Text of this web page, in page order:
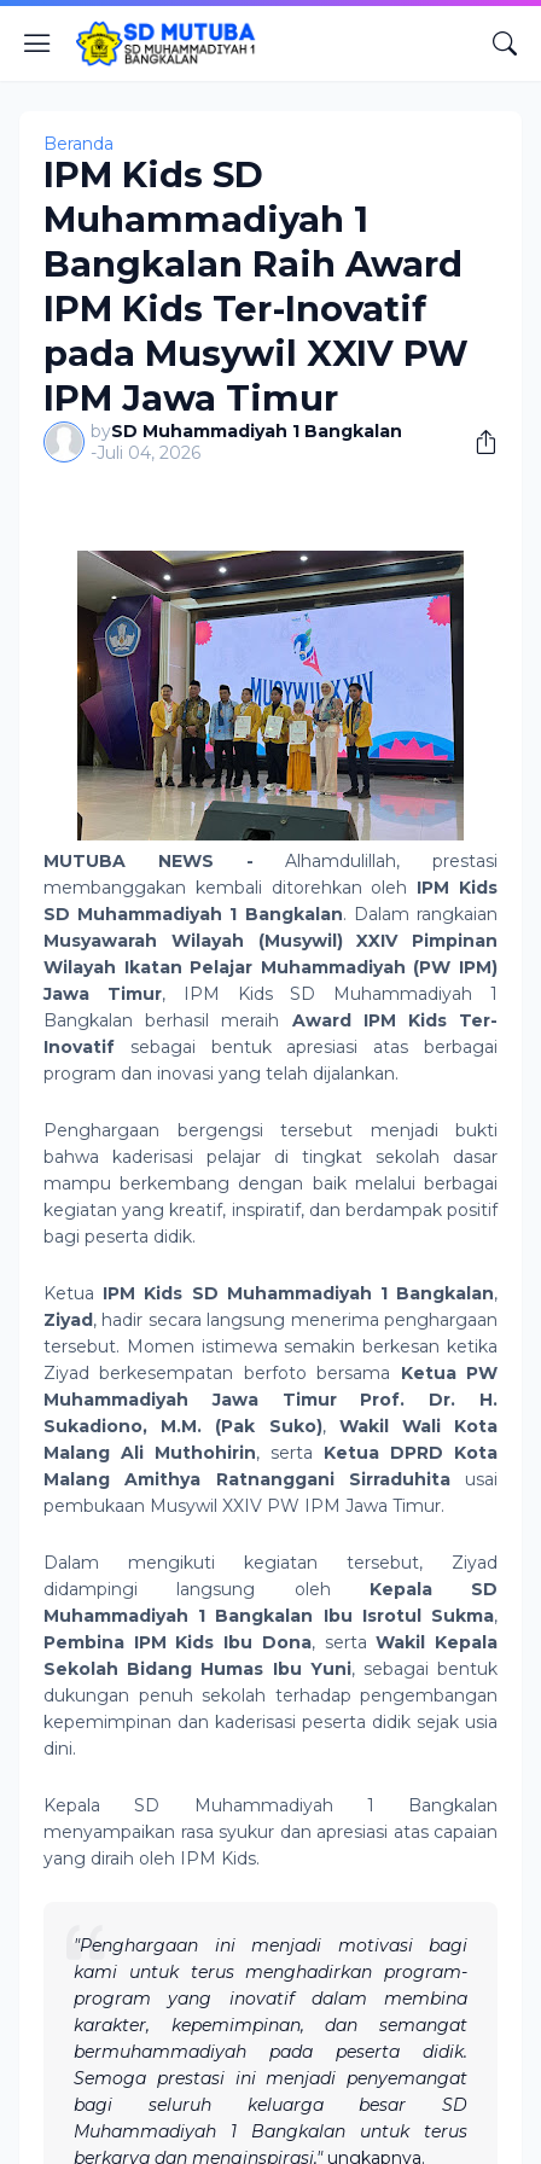
Beranda
IPM Kids SD
Muhammadiyah 1
Bangkalan Raih Award
IPM Kids Ter-Inovatif
pada Musywil XXIV PW
IPM Jawa Timur
bySD Muhammadiyah 1 Bangkalan
-Juli 04, 2026
MUTUBA NEWS -Alhamdulillah, prestasi
membanggakan kembali ditorehkan oleh IPM Kids
SD Muhammadiyah 1 Bangkalan. Dalam rangkaian
Musyawarah Wilayah (Musywil) XXIV Pimpinan
Wilayah Ikatan Pelajar Muhammadiyah (PW IPM)
Jawa Timur, IPM Kids SD Muhammadiyah 1
Bangkalan berhasil meraih Award IPM Kids Ter-
Inovatif sebagai bentuk apresiasi atas berbagai
program dan inovasi yang telah dijalankan.
Penghargaan bergengsi tersebut menjadi bukti
bahwa kaderisasi pelajar di tingkat sekolah dasar
mampu berkembang dengan baik melalui berbagai
kegiatan yang kreatif, inspiratif, dan berdampak positif
bagi peserta didik.
Ketua IPM Kids SD Muhammadiyah 1 Bangkalan,
Ziyad, hadir secara langsung menerima penghargaan
tersebut. Momen istimewa semakin berkesan ketika
Ziyad berkesempatan berfoto bersama Ketua PW
Muhammadiyah Jawa Timur Prof. Dr. H.
Sukadiono, M.M. (Pak Suko), Wakil Wali Kota
Malang Ali Muthohirin, serta Ketua DPRD Kota
Malang Amithya Ratnanggani Sirraduhitausai
pembukaan Musywil XXIV PW IPM Jawa Timur.
Dalam mengikuti kegiatan tersebut, Ziyad
didampingi langsung oleh Kepala SD
Muhammadiyah 1 Bangkalan Ibu Isrotul Sukma,
Pembina IPM Kids Ibu Dona, sertaWakil Kepala
Sekolah Bidang Humas Ibu Yuni, sebagai bentuk
dukungan penuh sekolah terhadap pengembangan
kepemimpinan dan kaderisasi peserta didik sejak usia
dini.
Kepala SD Muhammadiyah 1 Bangkalan
menyampaikan rasa syukur dan apresiasi atas capaian
yang diraih oleh IPM Kids.
"Penghargaan ini menjadi motivasi bagi
kami untuk terus menghadirkan program-
program yang inovatif dalam membina
karakter, kepemimpinan, dan semangat
bermuhammadiyah pada peserta didik.
Semoga prestasi ini menjadi penyemangat
bagi seluruh keluarga besar SD
Muhammadiyah 1 Bangkalan untuk terus
berkarya dan menginspirasi,"ungkapnya.